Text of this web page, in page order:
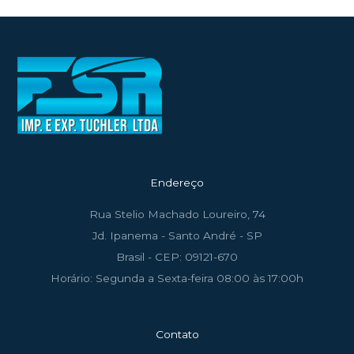
Endereço
Rua Stelio Machado Loureiro, 74
Jd. Ipanema - Santo André - SP
Brasil - CEP: 09121-670
Horário: Segunda a Sexta-feira 08:00 às 17:00h
Contato